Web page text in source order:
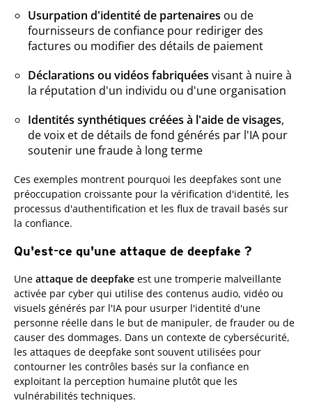
Usurpation d'identité de partenaires ou de
fournisseurs de confiance pour rediriger des
factures ou modifier des détails de paiement
Déclarations ou vidéos fabriquées visant à nuire à
la réputation d'un individu ou d'une organisation
Identités synthétiques créées à l'aide de visages,
de voix et de détails de fond générés par l'IA pour
soutenir une fraude à long terme
Ces exemples montrent pourquoi les deepfakes sont une
préoccupation croissante pour la vérification d'identité, les
processus d'authentification et les flux de travail basés sur
la confiance.
Qu'est-ce qu'une attaque de deepfake ?
Une attaque de deepfake est une tromperie malveillante
activée par cyber qui utilise des contenus audio, vidéo ou
visuels générés par l'IA pour usurper l'identité d'une
personne réelle dans le but de manipuler, de frauder ou de
causer des dommages. Dans un contexte de cybersécurité,
les attaques de deepfake sont souvent utilisées pour
contourner les contrôles basés sur la confiance en
exploitant la perception humaine plutôt que les
vulnérabilités techniques.